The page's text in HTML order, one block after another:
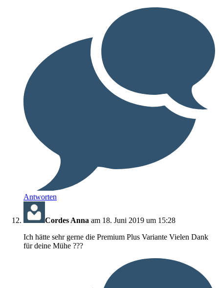
Antworten
Cordes Anna am 18. Juni 2019 um 15:28
Ich hätte sehr gerne die Premium Plus Variante Vielen Dank
für deine Mühe ???